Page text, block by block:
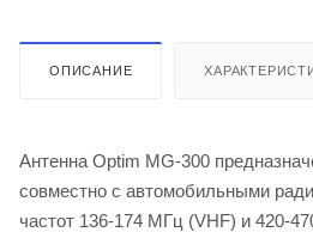
ОПИСАНИЕ
Антенна Optim MG-300
совместно с автомобильными
частот 136-174 МГц (VHF) и 420-